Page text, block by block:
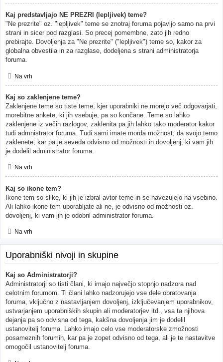
Kaj predstavljajo NE PREZRI (lepljivek) teme?
"Ne prezrite" oz. "lepljivek" teme se znotraj foruma pojavijo samo na prvi
strani in sicer pod razglasi. So precej pomembne, zato jih redno
prebirajte. Dovoljenja za "Ne prezrite" ("lepljivek") teme so, kakor za
globalna obvestila in za razglase, dodeljena s strani administratorja
foruma.
Na vrh
Kaj so zaklenjene teme?
Zaklenjene teme so tiste teme, kjer uporabniki ne morejo več odgovarjati,
morebitne ankete, ki jih vsebuje, pa so končane. Teme so lahko
zaklenjene iz večih razlogov, zaklenita pa jih lahko tako moderator kakor
tudi admnistrator foruma. Tudi sami imate morda možnost, da svojo temo
zaklenete, kar pa je seveda odvisno od možnosti in dovoljenj, ki vam jih
je dodelil administrator foruma.
Na vrh
Kaj so ikone tem?
Ikone tem so slike, ki jih je izbral avtor teme in se navezujejo na vsebino.
Ali lahko ikone tem uporabljate ali ne, je odvisno od možnosti oz.
dovoljenj, ki vam jih je odobril administrator foruma.
Na vrh
Uporabniški nivoji in skupine
Kaj so Administratorji?
Administratorji so tisti člani, ki imajo največjo stopnjo nadzora nad
celotnim forumom. Ti člani lahko nadzorujejo vse dele obratovanja
foruma, vključno z nastavljanjem dovoljenj, izključevanjem uporabnikov,
ustvarjanjem uporabniških skupin ali moderatorjev itd., vsa ta njihova
dejanja pa so odvisna od tega, kakšna dovoljenja jim je dodelil
ustanovitelj foruma. Lahko imajo celo vse moderatorske zmožnosti
posameznih forumih, kar pa je zopet odvisno od tega, ali je te nastavitve
omogočil ustanovitelj foruma.